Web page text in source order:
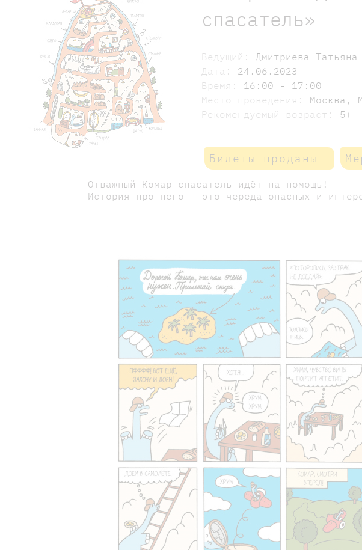
спасатель»
Ведущий: Дмитриева Татьяна
Дата: 24.06.2023
Время: 16:00 - 17:00
Место проведения: Москва,
Рекомендуемый возраст: 5+
Билеты проданы
Отважный Комар-спасатель идёт на помощь!
История про него - это череда опасных и